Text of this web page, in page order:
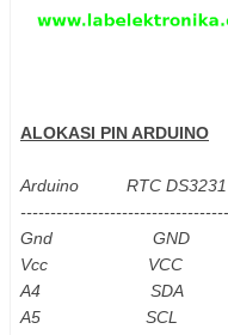
ALOKASI PIN ARDUINO
Arduino RTC DS3231
---------------------------------
Gnd GND
Vcc VCC
A4 SDA
A5 SCL